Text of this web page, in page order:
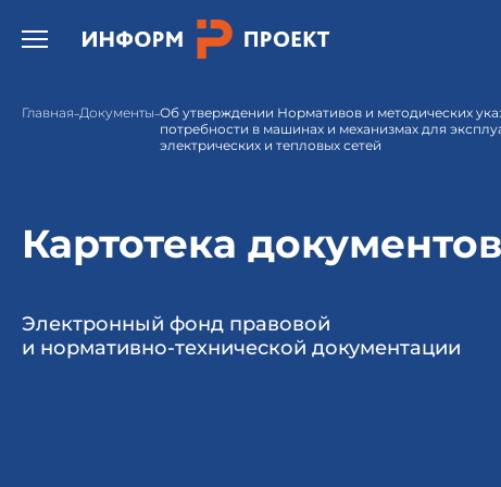
Открыть бургер меню.
Главная Документы Об утверждении Нормативов и методических
потребности в машинах и механизмах для
электрических и тепловых сетей
Картотека документов
Электронный фонд правовой
и нормативно-технической документации